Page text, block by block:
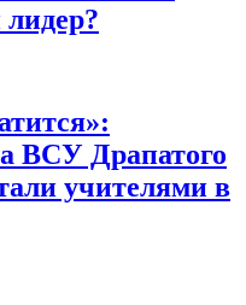
ВСУ Драпатого
учителями в